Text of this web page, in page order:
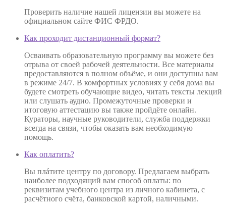
Проверить наличие нашей лицензии вы можете на
официальном сайте ФИС ФРДО.
Как проходит дистанционный формат?
Осваивать образовательную программу вы можете без
отрыва от своей рабочей деятельности. Все материалы
предоставляются в полном объёме, и они доступны вам
в режиме 24/7. В комфортных условиях у себя дома вы
будете смотреть обучающие видео, читать тексты лекций
или слушать аудио. Промежуточные проверки и
итоговую аттестацию вы также пройдёте онлайн.
Кураторы, научные руководители, служба поддержки
всегда на связи, чтобы оказать вам необходимую
помощь.
Как оплатить?
Вы плáтите центру по договору. Предлагаем выбрать
наиболее подходящий вам способ оплаты: по
реквизитам учебного центра из личного кабинета, с
расчётного счёта, банковской картой, наличными.